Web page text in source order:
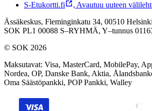
S-Etukortti.fi
, Avautuu uuteen
Ässäkeskus, Fleminginkatu 34, 00510 Helsinki
SOK PL1 00088 S–RYHMÄ, Y–tunnus
© SOK 2026
Maksutavat: Visa, MasterCard, MobilePay,
Nordea, OP, Danske Bank, Aktia,
Oma Säästöpankki, POP Pankki, Walley